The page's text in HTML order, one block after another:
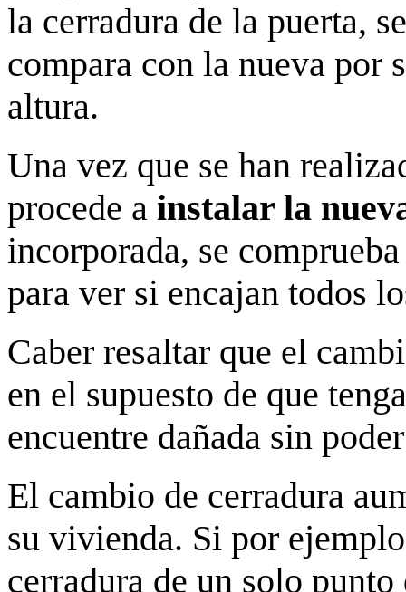
la cerradura de la puerta,
compara con la nueva por
altura.
Una vez que se han
procede a instalar la
incorporada, se
para ver si encajan todos
Caber resaltar que el
en el supuesto de que
encuentre dañada sin
El cambio de cerradura
su vivienda. Si por
cerradura de un solo